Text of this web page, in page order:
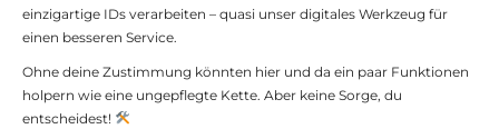
einzigartige IDs verarbeiten – quasi unser digitales Werkzeug für
einen besseren Service.
Ohne deine Zustimmung könnten hier und da ein paar Funktionen
holpern wie eine ungepflegte Kette. Aber keine Sorge, du
entscheidest!
bike point GmbH - Impressum und